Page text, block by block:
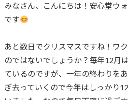
みなさん、こんにちは！安心堂ウ
です
あと数日でクリスマスですね！ワ
のではないでしょうか？毎年12月
ているのですが、一年の終わりを
ぎ去っていくので今年はしっかり